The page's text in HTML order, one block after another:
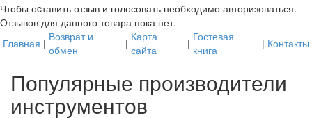
Чтобы оcтавить отзыв и голосовать необходимо авторизоваться.
Отзывов для данного товара пока нет.
Главная | Возврат и
обмен
| Карта
сайта
| Гостевая
книга
| Контакты
Популярные производители
инструментов